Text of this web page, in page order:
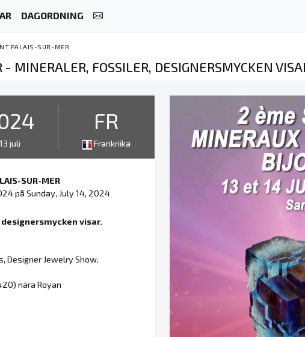
DAGORDNING
PALAIS-SUR-MER
MINERALER, FOSSILER, DESIGNERSMYCKEN
13 juli
FR
Frankriika
SUR-MER
på Sunday, July 14, 2024
visar.
Designer Jewelry Show.
nära Royan